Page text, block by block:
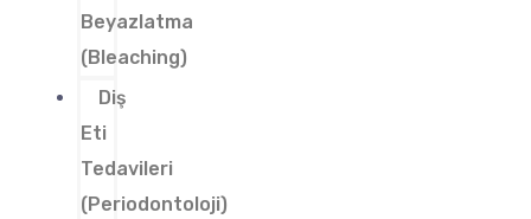
Beyazlatma
(Bleaching)
Diş
Eti
Tedavileri
(Periodontoloji)